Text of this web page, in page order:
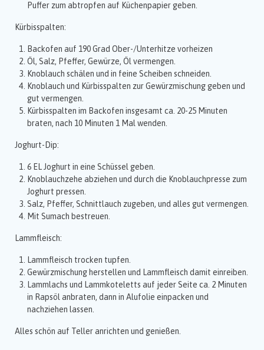
Puffer zum abtropfen auf Küchenpapier geben.
Kürbisspalten:
Backofen auf 190 Grad Ober-/Unterhitze vorheizen
Öl, Salz, Pfeffer, Gewürze, Öl vermengen.
Knoblauch schälen und in feine Scheiben schneiden.
Knoblauch und Kürbisspalten zur Gewürzmischung geben und
gut vermengen.
Kürbisspalten im Backofen insgesamt ca. 20-25 Minuten
braten, nach 10 Minuten 1 Mal wenden.
Joghurt-Dip:
6 EL Joghurt in eine Schüssel geben.
Knoblauchzehe abziehen und durch die Knoblauchpresse zum
Joghurt pressen.
Salz, Pfeffer, Schnittlauch zugeben, und alles gut vermengen.
Mit Sumach bestreuen.
Lammfleisch:
Lammfleisch trocken tupfen.
Gewürzmischung herstellen und Lammfleisch damit einreiben.
Lammlachs und Lammkoteletts auf jeder Seite ca. 2 Minuten
in Rapsöl anbraten, dann in Alufolie einpacken und
nachziehen lassen.
Alles schön auf Teller anrichten und genießen.